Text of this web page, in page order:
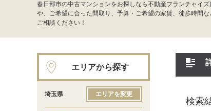
春日部市の中古マンションをお探しなら不動産フランチャイ
や、ご希望に合った間取り、予算・ご希望の家賃、徒歩時間
ご相談ください！
検索
エリアから探す
埼玉県 エリアを変更